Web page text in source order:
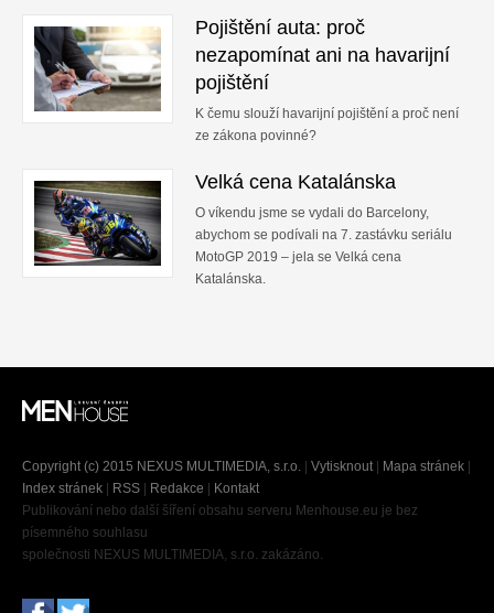
Pojištění auta: proč
nezapomínat ani na havarijní
pojištění
K čemu slouží havarijní pojištění a proč není
ze zákona povinné?
Velká cena Katalánska
O víkendu jsme se vydali do Barcelony,
abychom se podívali na 7. zastávku seriálu
MotoGP 2019 – jela se Velká cena
Katalánska.
Copyright (c) 2015 NEXUS MULTIMEDIA, s.r.o. Vytisknout Mapa stránek
Index stránek
RSS Redakce
Kontakt
Publikování nebo další šíření obsahu serveru Menhouse.eu je bez
písemného souhlasu
společnosti NEXUS MULTIMEDIA, s.r.o. zakázáno.